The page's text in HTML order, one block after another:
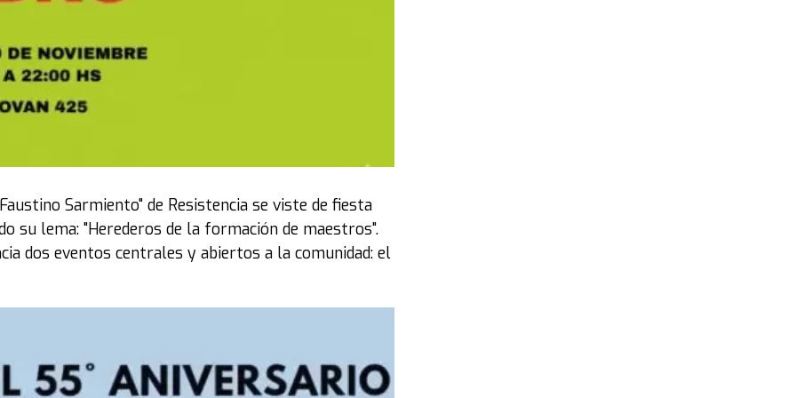
velada, la organización prevé un marco de público
locales, los Pastores Jorge y Alicia Ledesma,
y gratuito para el público en general, invitando a
a no quedarse afuera.
pueden consultar el sitio oficial
Sarmiento" de Resistencia se viste de fiesta
su lema: "Herederos de la formación de maestros".
dos eventos centrales y abiertos a la comunidad: el